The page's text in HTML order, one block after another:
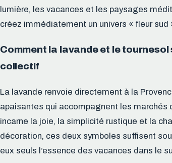
lumière, les vacances et les paysages
créez immédiatement un univers « fleur
Comment la lavande et le
collectif
La lavande renvoie directement à la
apaisantes qui accompagnent les marchés
incarne la joie, la simplicité rustique et la
décoration, ces deux symboles suffisent
eux seuls l’essence des vacances dans le